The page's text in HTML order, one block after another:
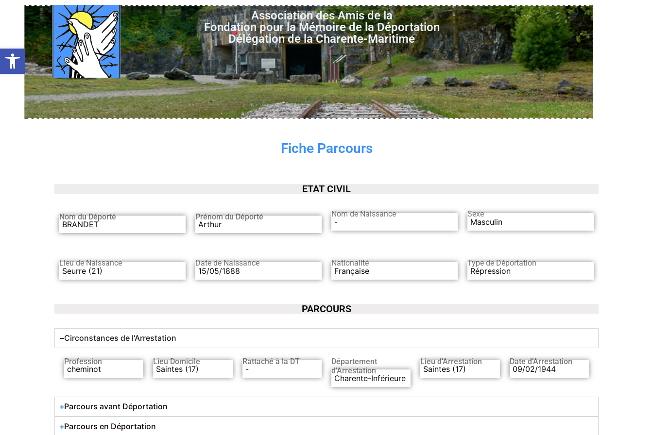
Ouvrir la barre d’outils
Association des Amis de la
Fondation pour la Mémoire de la Déportation
Délégation de la Charente-Maritime
Fiche Parcours
ETAT CIVIL
Nom du Déporté
BRANDET
Prénom du Déporté
Arthur
Nom de Naissance
-
Sexe
Masculin
Lieu de Naissance
Seurre (21)
Date de Naissance
15/05/1888
Nationalité
Française
Type de Déportation
Répression
PARCOURS
Circonstances de l'Arrestation
Profession
cheminot
Lieu Domicile
Saintes (17)
Rattaché à la DT
-
Département
d’Arrestation
Charente-Inférieure
Lieu d’Arrestation
Saintes (17)
Date d’Arrestation
09/02/1944
Parcours avant Déportation
Parcours en Déportation